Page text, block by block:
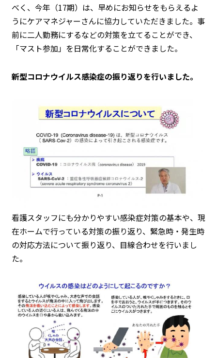
べく、今年（17期）は、早めにお知らせをもらえるよ
うにケアマネジャーさんに協力していただきました。事
前に二人勤務にするなどの対策を立てることができ、
「マスト参加」を日常化することができました。
新型コロナウイルス感染症の振り返りを行いました。
看護スタッフにも分かりやすい感染症対策の基本や、現
在ホームで行っている対策の振り返り、緊急時・発生時
の対応方法について振り返り、目線合わせを行いまし
た。